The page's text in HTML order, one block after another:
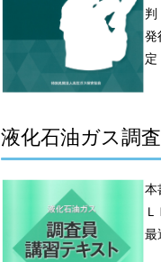
発
液化石油ガス調
本
最